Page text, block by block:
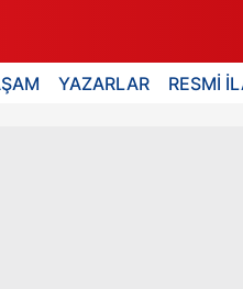
YAZARLAR RESMİ